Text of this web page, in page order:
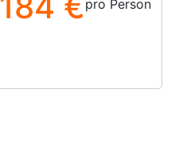
pro Person